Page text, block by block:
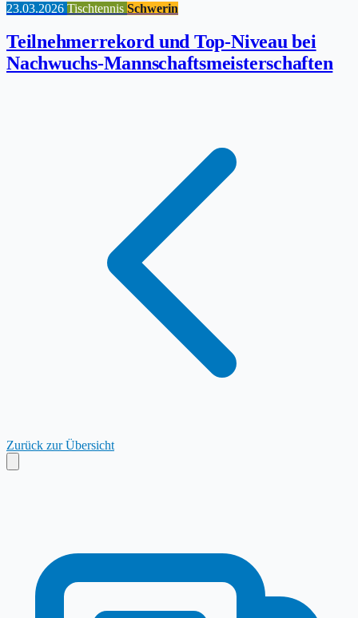
23.03.2026 Tischtennis Schwerin
Teilnehmerrekord und Top-Niveau bei
Nachwuchs-Mannschaftsmeisterschaften
Zurück zur Übersicht